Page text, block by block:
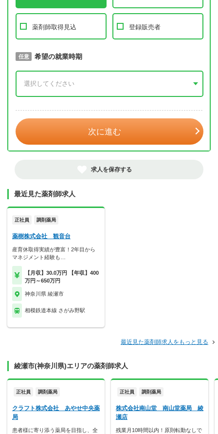
薬剤師取得見込 登録販売者
必須 取得予定年
任意 希望の就業時期
次に進む
求人を保存する
最近見た薬剤師求人
正社員 調剤薬局
薬樹株式会社 観音台
産育休取得実績が豊富！2年目から
マネジメント経験も…
【月収】30.0万円 【年収】400
万円～650万円
神奈川県 綾瀬市
相模鉄道本線 さがみ野駅
最近見た薬剤師求人をもっと見る
綾瀬市(神奈川県)エリアの薬剤師求人
正社員 調剤薬局
クラフト株式会社 あやせ中央薬
局
患者様に寄り添う薬局を目指し、全
正社員 調剤薬局
株式会社南山堂 南山堂薬局 綾
瀬店
残業月10時間以内！原則転勤なしで